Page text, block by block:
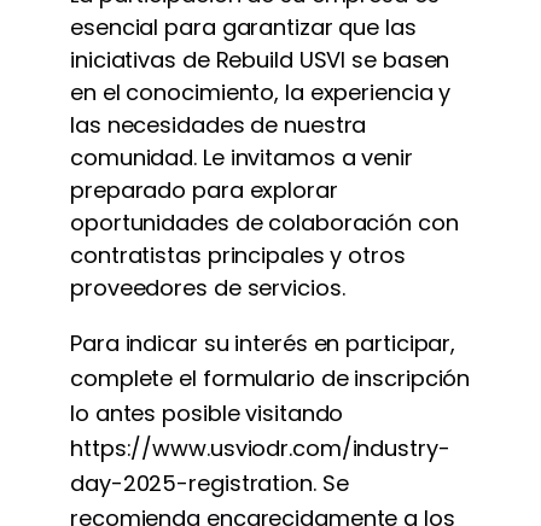
esencial para garantizar que las
iniciativas de Rebuild USVI se basen
en el conocimiento, la experiencia y
las necesidades de nuestra
comunidad. Le invitamos a venir
preparado para explorar
oportunidades de colaboración con
contratistas principales y otros
proveedores de servicios.
Para indicar su interés en participar,
complete el formulario de inscripción
lo antes posible visitando
https://www.usviodr.com/industry-
day-2025-registration. Se
recomienda encarecidamente a los